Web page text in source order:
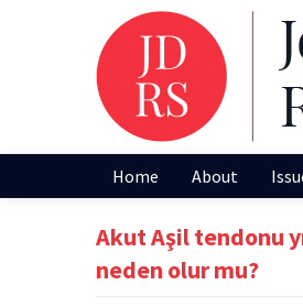
Home About
Akut Aşil tendonu
neden olur mu?